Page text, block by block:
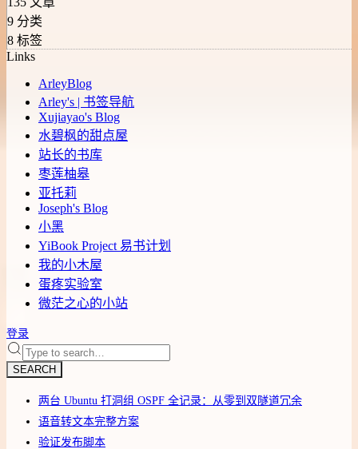
9 分类
8 标签
Links
ArleyBlog
Arley's | 书签导航
Xujiayao's Blog
水碧枫的甜点屋
站长的书库
枣莲柚皋
亚托莉
Joseph's Blog
小黑
YiBook Project 易书计划
我的小木屋
蛋疼实验室
微茫之心的小站
登录
SEARCH
两台 Ubuntu 打洞组 OSPF 全记录：从零到双隧道冗余
语音转文本完整方案
验证发布脚本